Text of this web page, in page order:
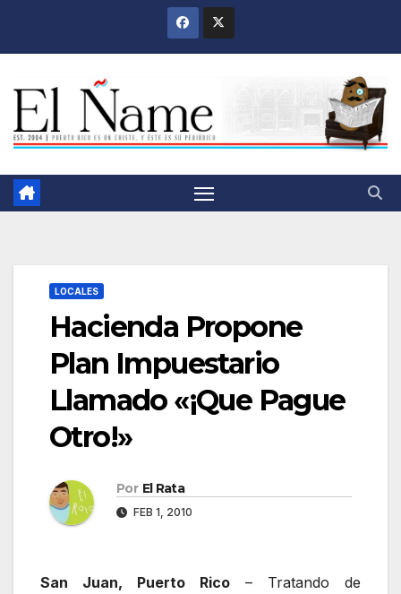
LOCALES
Hacienda Propone
Plan Impuestario
Llamado «¡Que Pague
Otro!»
Por El Rata
FEB 1, 2010
San Juan, Puerto Rico – Tratando de